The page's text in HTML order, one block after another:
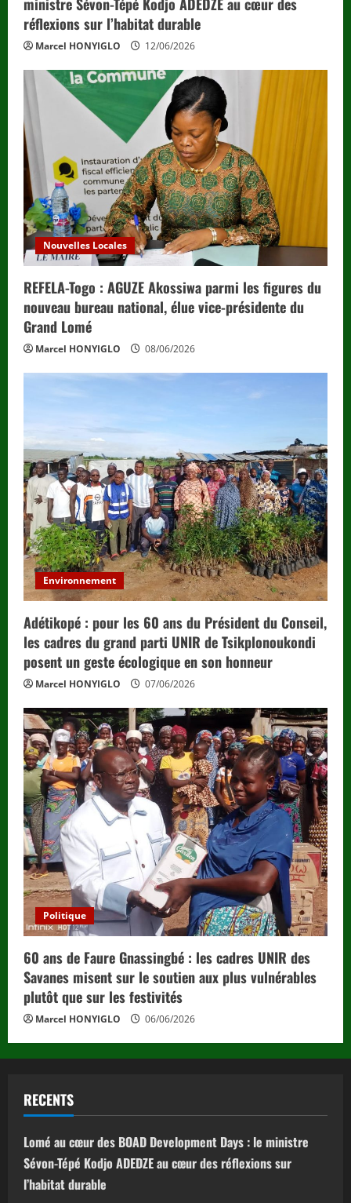
ministre Sévon-Tépé Kodjo ADEDZE au cœur des
réflexions sur l’habitat durable
Marcel HONYIGLO 12/06/2026
Nouvelles Locales
REFELA-Togo : AGUZE Akossiwa parmi les figures du
nouveau bureau national, élue vice-présidente du
Grand Lomé
Marcel HONYIGLO 08/06/2026
Environnement
Adétikopé : pour les 60 ans du Président du Conseil,
les cadres du grand parti UNIR de Tsikplonoukondi
posent un geste écologique en son honneur
Marcel HONYIGLO 07/06/2026
Politique
60 ans de Faure Gnassingbé : les cadres UNIR des
Savanes misent sur le soutien aux plus vulnérables
plutôt que sur les festivités
Marcel HONYIGLO 06/06/2026
RECENTS
Lomé au cœur des BOAD Development Days : le ministre
Sévon-Tépé Kodjo ADEDZE au cœur des réflexions sur
l’habitat durable